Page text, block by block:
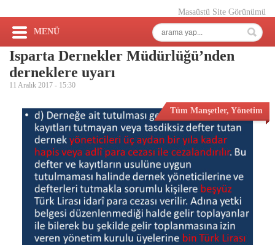
Masaüstü Site Görünümü
MENÜ
Isparta Dernekler Müdürlüğü’nden
derneklere uyarı
11 Aralık 2017 - 15:30
Tüm Manşetler, Yönetim